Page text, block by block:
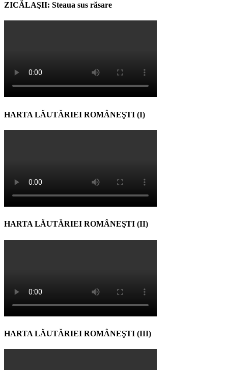
ZICĂLAŞII: Steaua sus răsare
HARTA LĂUTĂRIEI ROMÂNEŞTI (I)
HARTA LĂUTĂRIEI ROMÂNEŞTI (II)
HARTA LĂUTĂRIEI ROMÂNEŞTI (III)